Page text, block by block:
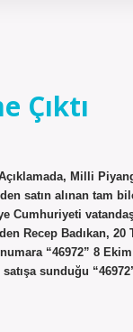
Çıktı
Milli
satın alınan tam
Cumhuriyeti
Recep Badıkan,
“46972” 8
sunduğu